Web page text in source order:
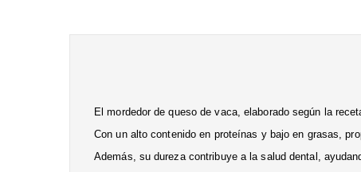
El mordedor de queso de vaca, elaborado según la
Con un alto contenido en proteínas y bajo en grasas,
Además, su dureza contribuye a la salud dental,